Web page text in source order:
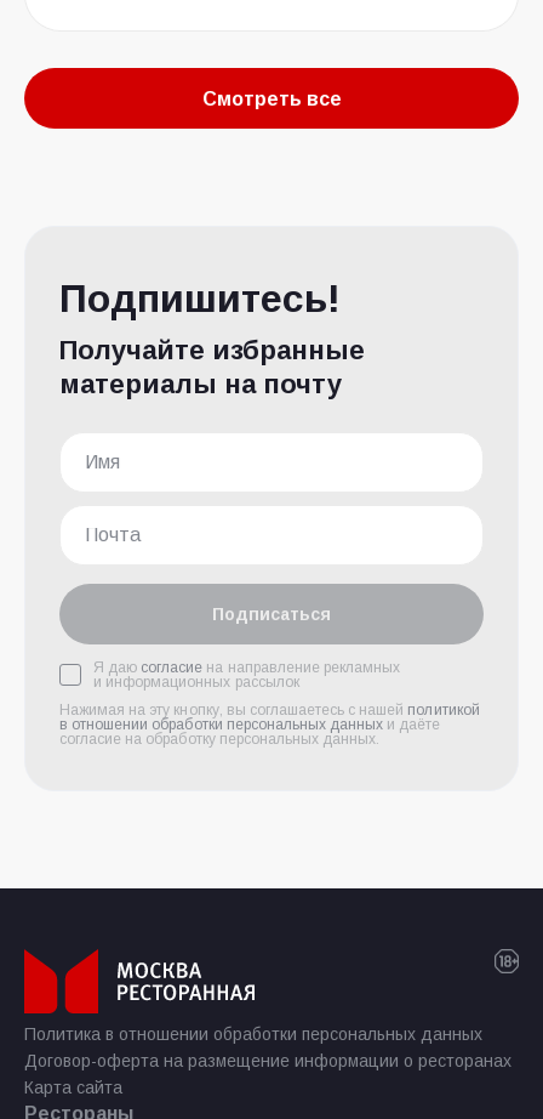
Смотреть все
Подпишитесь!
Получайте избранные
материалы на почту
Подписаться
Я даю согласие на направление рекламных
и информационных рассылок
Нажимая на эту кнопку, вы соглашаетесь с нашей политикой
в отношении обработки персональных данных и даёте
согласие на обработку персональных данных.
Политика в отношении обработки персональных данных
Договор-оферта на размещение информации о ресторанах
Карта сайта
Рестораны